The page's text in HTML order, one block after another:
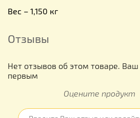
Вес – 1,150 кг
Отзывы
Нет отзывов об этом товаре.
первым
Оцените продукт